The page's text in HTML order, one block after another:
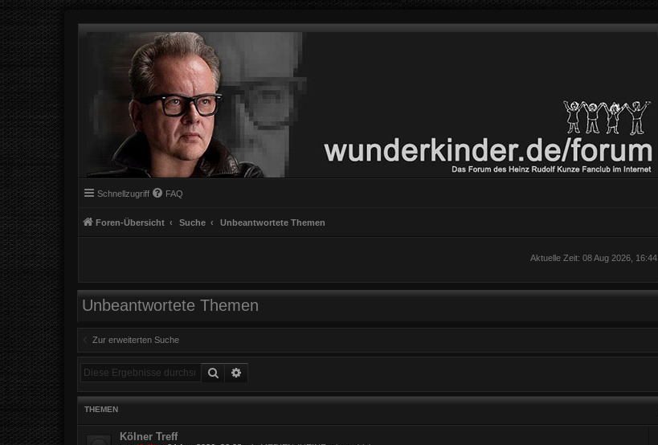
Schnellzugriff FAQ
Foren-Übersicht Suche Unbeantwortete Themen
Aktuelle Zeit: 08 Aug 2026, 16:44
Unbeantwortete Themen
Zur erweiterten Suche
Suche
THEMEN
Kölner Treff